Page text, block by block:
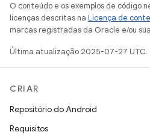
O conteúdo e os exemplos de código
licenças descritas na Licença de
marcas registradas da Oracle e/ou
Última atualização 2025-07-27 UTC.
CRIAR
Repositório do Android
Requisitos